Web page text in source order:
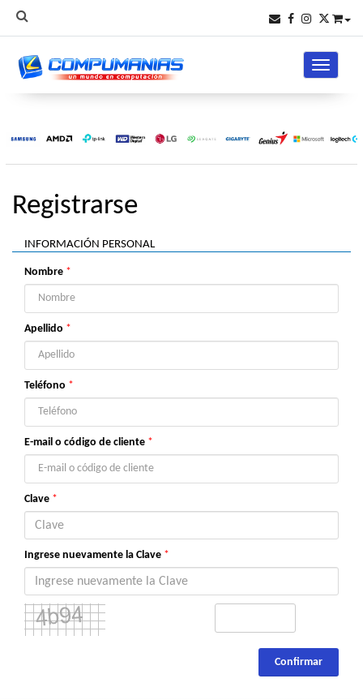
Toggle
Registrarse
INFORMACIÓN PERSONAL
Nombre *
Apellido *
Teléfono *
E-mail o código de cliente *
Clave *
Ingrese nuevamente la Clave *
Confirmar